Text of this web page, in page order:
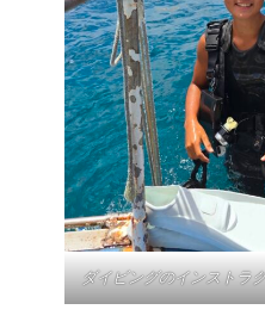
ダイビングのインストラ